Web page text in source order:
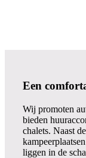
Een
Wij promoten
bieden
chalets. Naast
liggen in de